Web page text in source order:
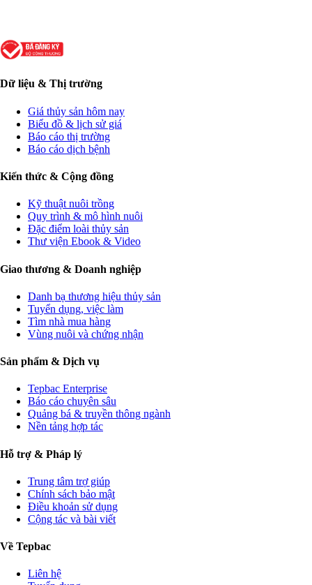
Dữ liệu & Thị trường
Giá thủy sản hôm nay
Biểu đồ & lịch sử giá
Báo cáo thị trường
Báo cáo dịch bệnh
Kiến thức & Cộng đồng
Kỹ thuật nuôi trồng
Quy trình & mô hình nuôi
Đặc điểm loài thủy sản
Thư viện Ebook & Video
Giao thương & Doanh nghiệp
Danh bạ thương hiệu thủy sản
Tuyển dụng, việc làm
Tìm nhà mua hàng
Vùng nuôi và chứng nhận
Sản phẩm & Dịch vụ
Tepbac Enterprise
Báo cáo chuyên sâu
Quảng bá & truyền thông ngành
Nền tảng hợp tác
Hỗ trợ & Pháp lý
Trung tâm trợ giúp
Chính sách bảo mật
Điều khoản sử dụng
Cộng tác và bài viết
Về Tepbac
Liên hệ